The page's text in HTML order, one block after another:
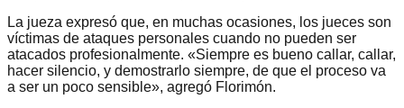
La jueza expresó que, en muchas ocasiones, los jueces son
víctimas de ataques personales cuando no pueden ser
atacados profesionalmente. «Siempre es bueno callar, callar,
hacer silencio, y demostrarlo siempre, de que el proceso va
a ser un poco sensible», agregó Florimón.